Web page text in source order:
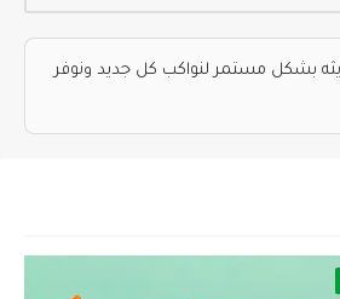
بشكل مستمر لنواكب كل جديد ونوفر